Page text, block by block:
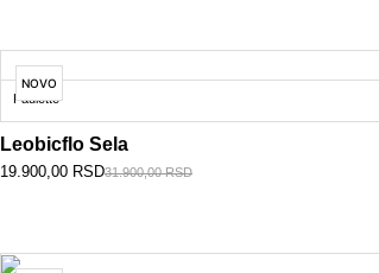
NOVO
Paulette
Leobicflo Sela
31.900,00RSD
19.900,00 RSD